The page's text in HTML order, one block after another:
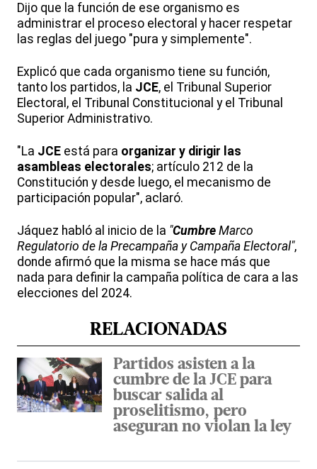
Dijo que la función de ese organismo es
administrar el proceso electoral y hacer respetar
las reglas del juego "pura y simplemente".
Explicó que cada organismo tiene su función,
tanto los partidos, la JCE, el Tribunal Superior
Electoral, el Tribunal Constitucional y el Tribunal
Superior Administrativo.
"La JCE está para organizar y dirigir las
asambleas electorales; artículo 212 de la
Constitución y desde luego, el mecanismo de
participación popular", aclaró.
Jáquez habló al inicio de la "Cumbre Marco
Regulatorio de la Precampaña y Campaña Electoral",
donde afirmó que la misma se hace más que
nada para definir la campaña política de cara a las
elecciones del 2024.
RELACIONADAS
Partidos asisten a la
cumbre de la JCE para
buscar salida al
proselitismo, pero
aseguran no violan la ley